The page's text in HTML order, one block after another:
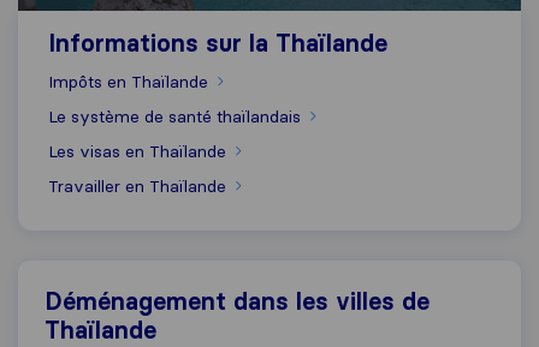
Informations sur la Thaïlande
Impôts en Thaïlande
Le système de santé thaïlandais
Les visas en Thaïlande
Travailler en Thaïlande
Déménagement dans les villes de
Thaïlande